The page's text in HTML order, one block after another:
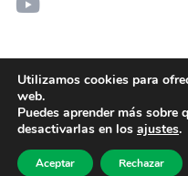
Utilizamos cookies para
web.
Puedes aprender más
desactivarlas en los ajustes.
Aceptar Rechazar